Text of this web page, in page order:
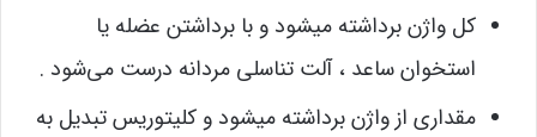
کل واژن برداشته میشود و با برداشتن عضله یا
استخوان‌ ساعد ، آلت تناسلی مردانه درست می‌شود .
مقداری از واژن برداشته میشود و کلیتوریس تبدیل به